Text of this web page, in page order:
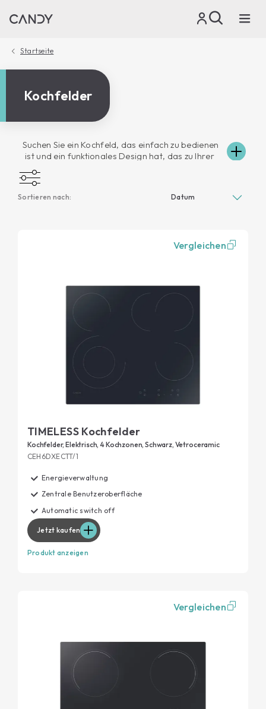
Startseite
Kochfelder
Suchen Sie ein Kochfeld, das einfach zu bedienen
ist und ein funktionales Design hat, das zu Ihrer
Küche passt und gleichzeitig smart ist? Der
Candy-Katalog bietet verschiedene Modelle für
bietet Lösungen von zwei bis sechs Zonen und ist
und eine bessere Beständigkeit gegen Kratzer und
Sortieren nach:
Vergleichen
TIMELESS Kochfelder
Kochfelder, Elektrisch, 4 Kochzonen, Schwarz, Vetroceramic
CEH6DXECTT/1
Energieverwaltung
Zentrale Benutzeroberfläche
Automatic switch off
Jetzt kaufen
Produkt anzeigen
Vergleichen